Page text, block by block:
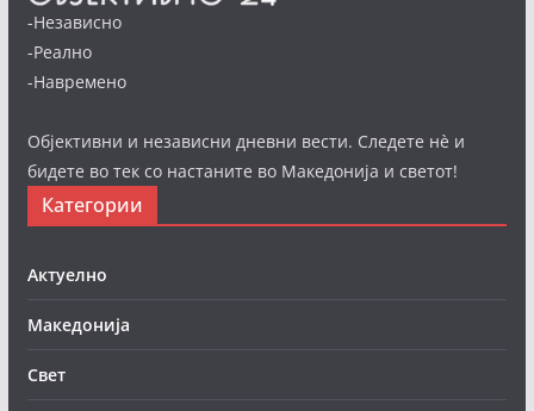
-Независно
-Реално
-Навремено
Објективни и независни дневни вести. Следете нè и
бидете во тек со настаните во Македонија и светот!
Категории
Актуелно
Македонија
Свет